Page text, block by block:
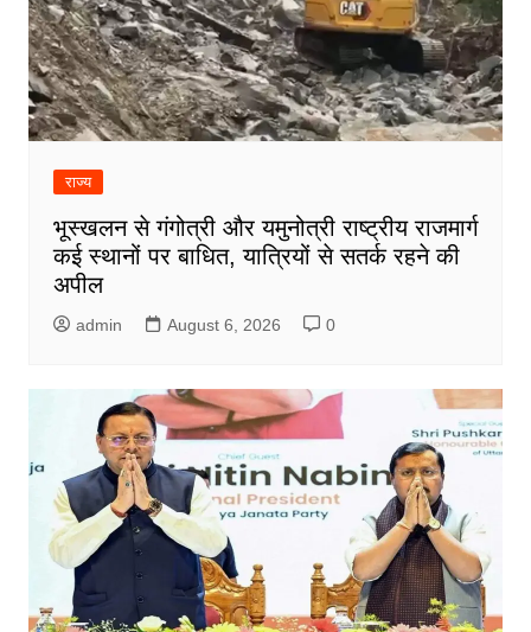
राज्य
भूस्खलन से गंगोत्री और यमुनोत्री राष्ट्रीय राजमार्ग
कई स्थानों पर बाधित, यात्रियों से सतर्क रहने की
अपील
admin August 6, 2026 0